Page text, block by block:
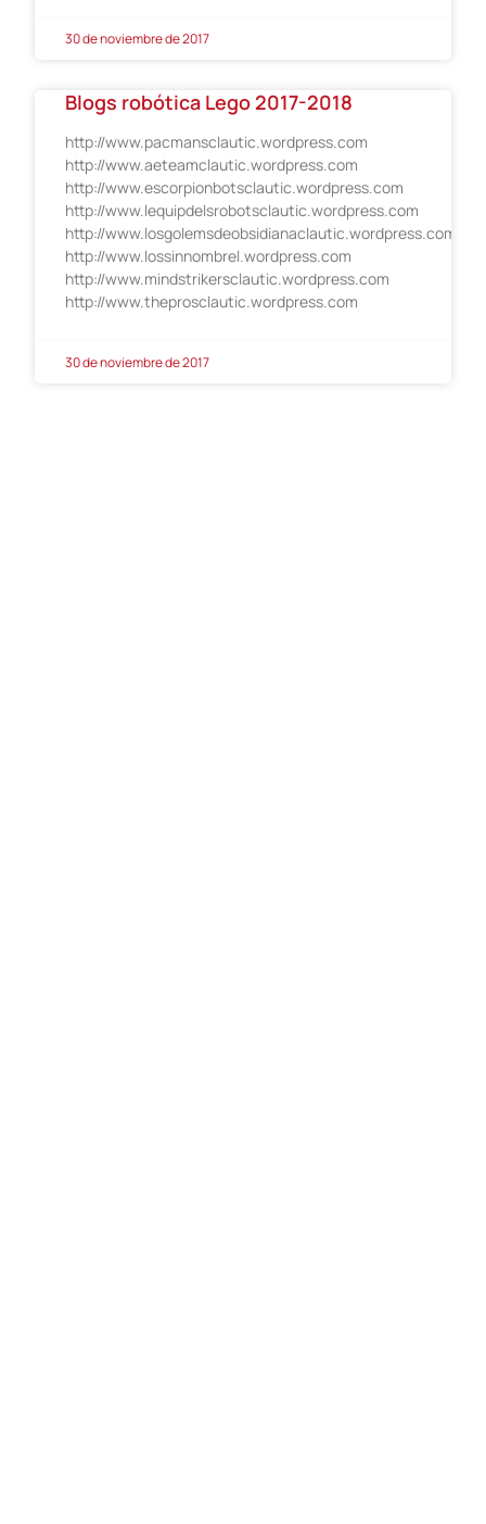
30 de noviembre de 2017
Blogs robótica Lego 2017-2018
http://www.pacmansclautic.wordpress.com
http://www.aeteamclautic.wordpress.com
http://www.escorpionbotsclautic.wordpress.com
http://www.lequipdelsrobotsclautic.wordpress.com
http://www.losgolemsdeobsidianaclautic.wordpress.com
http://www.lossinnombrel.wordpress.com
http://www.mindstrikersclautic.wordpress.com
http://www.theprosclautic.wordpress.com
30 de noviembre de 2017